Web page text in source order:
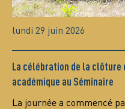
lundi 29 juin 2026
La célébration de la clôture
académique au Séminaire
La journée a commencé